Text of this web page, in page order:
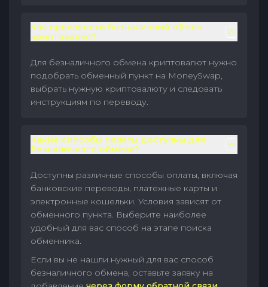
Как произвести безналичный обмен
криптовалют?
Для безналичного обмена криптовалют нужно
подобрать обменный пункт на MoneySwap,
выбрать нужную криптовалюту и следовать
инструкциям по переводу.
Какие способы оплаты доступны для
безналичного обмена?
Доступны различные способы оплаты, включая
банковские переводы, платежные карты и
электронные кошельки. Условия зависят от
обменного пункта. Выберите наиболее
удобный для вас способ на этапе поиска
обменника.
Если вы не нашли нужный для вас способ
безналичного обмена, оставьте заявку на